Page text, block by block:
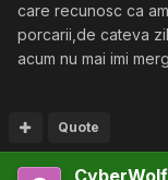
care recunosc ca
porcarii,de cateva
acum nu mai imi
Quote